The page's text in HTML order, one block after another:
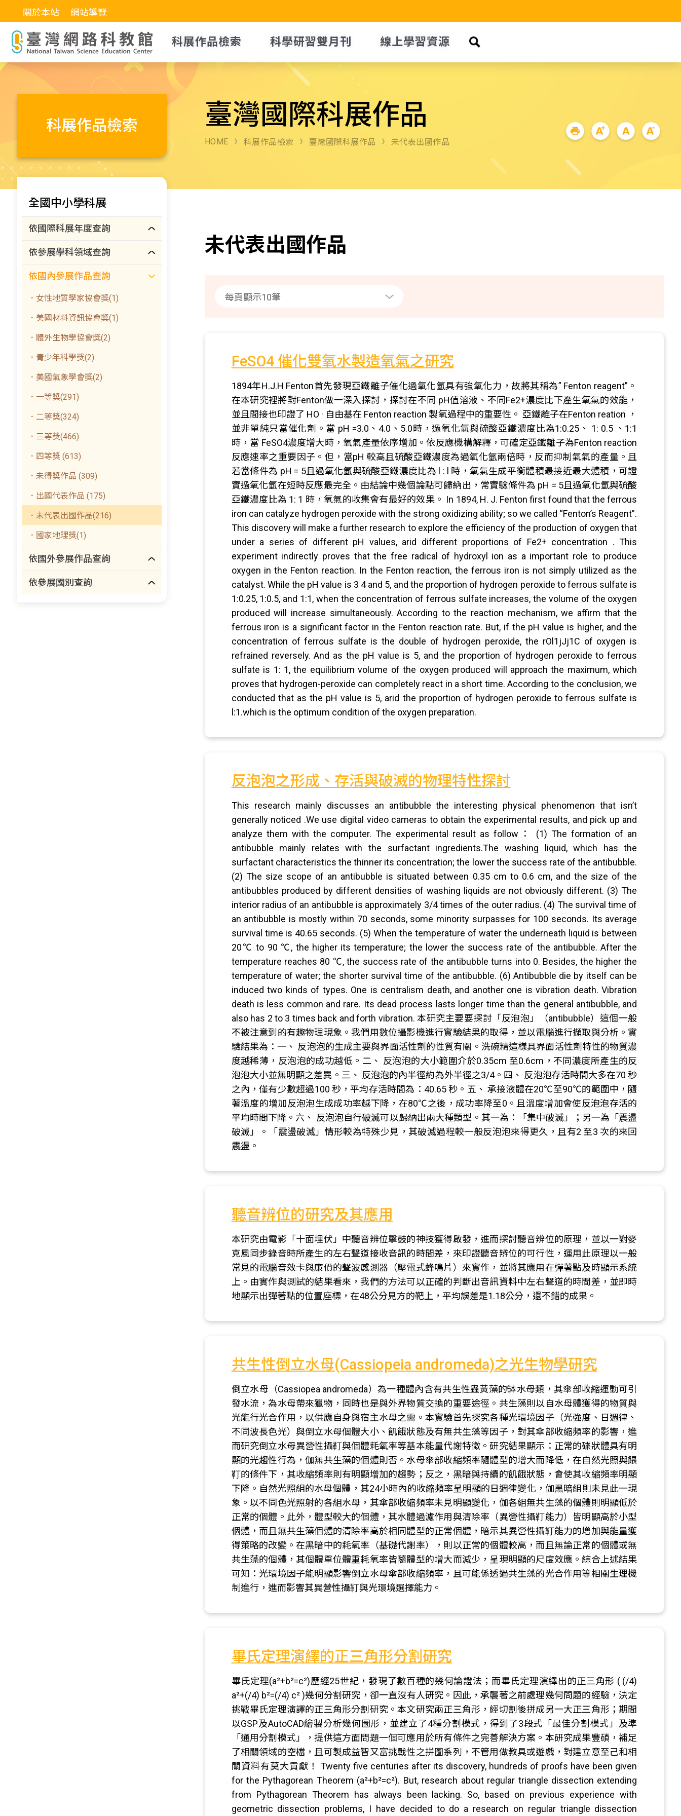
關於本站 網站導覽
科展作品檢索 科學研習雙月刊 線上學習資源
科展作品檢索 臺灣國際科展作品
HOME 科展作品檢索 臺灣國際科展作品 未代表出國作品
全國中小學科展
依國際科展年度查詢
依參展學科領域查詢
依國內參展作品查詢
．女性地質學家協會獎(1)
．美國材料資訊協會獎(1)
．體外生物學協會獎(2)
．青少年科學獎(2)
．美國氣象學會獎(2)
．一等獎(291)
．二等獎(324)
．三等獎(466)
．四等獎 (613)
．未得獎作品 (309)
．出國代表作品 (175)
．未代表出國作品(216)
．國家地理獎(1)
依國外參展作品查詢
依參展國別查詢
未代表出國作品
FeSO4催化雙氧水製造氧氣之研究
1894年H.J.H Fenton首先發現亞鐵離子催化過氧化氫具有強氧化力，故將其稱為” Fenton reagent”。
在本研究裡將對Fenton做一深入探討，探討在不同 pH值溶液、不同Fe2+濃度比下產生氧氣的效能，
並且間接也印證了 HO · 自由基在 Fenton reaction 製氧過程中的重要性。 亞鐵離子在Fenton reation ，
並非單純只當催化劑。當 pH =3.0、4.0、5.0時，過氧化氫與硫酸亞鐵濃度比為1:0.25、 1: 0.5 、1:1
時，當 FeSO4濃度增大時，氧氣產量依序增加。依反應機構解釋，可確定亞鐵離子為Fenton reaction
反應速率之重要因子。但，當pH 較高且硫酸亞鐵濃度為過氧化氫兩倍時，反而抑制氣氣的產量。且
若當條件為 pH = 5且過氧化氫與硫酸亞鐵濃度比為 l : l 時，氧氣生成平衡體積最接近最大體積，可證
實過氧化氫在短時反應最完全。由結論中幾個論點可歸納出，常實驗條件為 pH = 5且過氧化氫與硫酸
亞鐵濃度比為 1: 1 時，氧氣的收集會有最好的效果。 In 1894, H. J. Fenton first found that the ferrous
iron can catalyze hydrogen peroxide with the strong oxidizing ability; so we called “Fenton’s Reagent”.
This discovery will make a further research to explore the efficiency of the production of oxygen that
under a series of different pH values, arid different proportions of Fe2+ concentration . This
experiment indirectly proves that the free radical of hydroxyl ion as a important role to produce
oxygen in the Fenton reaction. In the Fenton reaction, the ferrous iron is not simply utilized as the
catalyst. While the pH value is 3 4 and 5, and the proportion of hydrogen peroxide to ferrous sulfate is
1:0.25, 1:0.5, and 1:1, when the concentration of ferrous sulfate increases, the volume of the oxygen
produced will increase simultaneously. According to the reaction mechanism, we affirm that the
ferrous iron is a significant factor in the Fenton reaction rate. But, if the pH value is higher, and the
concentration of ferrous sulfate is the double of hydrogen peroxide, the rOl1jJj1C of oxygen is
refrained reversely. And as the pH value is 5, and the proportion of hydrogen peroxide to ferrous
sulfate is 1: 1, the equilibrium volume of the oxygen produced will approach the maximum, which
proves that hydrogen-peroxide can completely react in a short time. According to the conclusion, we
conducted that as the pH value is 5, arid the proportion of hydrogen peroxide to ferrous sulfate is
l:1.which is the optimum condition of the oxygen preparation.
反泡泡之形成、存活與破滅的物理特性探討
This research mainly discusses an antibubble the interesting physical phenomenon that isn’t
generally noticed .We use digital video cameras to obtain the experimental results, and pick up and
analyze them with the computer. The experimental result as follow： (1) The formation of an
antibubble mainly relates with the surfactant ingredients.The washing liquid, which has the
surfactant characteristics the thinner its concentration; the lower the success rate of the antibubble.
(2) The size scope of an antibubble is situated between 0.35 cm to 0.6 cm, and the size of the
antibubbles produced by different densities of washing liquids are not obviously different. (3) The
interior radius of an antibubble is approximately 3/4 times of the outer radius. (4) The survival time of
an antibubble is mostly within 70 seconds, some minority surpasses for 100 seconds. Its average
survival time is 40.65 seconds. (5) When the temperature of water the underneath liquid is between
20℃ to 90 ℃, the higher its temperature; the lower the success rate of the antibubble. After the
temperature reaches 80 ℃, the success rate of the antibubble turns into 0. Besides, the higher the
temperature of water; the shorter survival time of the antibubble. (6) Antibubble die by itself can be
induced two kinds of types. One is centralism death, and another one is vibration death. Vibration
death is less common and rare. Its dead process lasts longer time than the general antibubble, and
also has 2 to 3 times back and forth vibration. 本研究主要要探討「反泡泡」（antibubble）這個一般
不被注意到的有趣物理現象。我們用數位攝影機進行實驗結果的取得，並以電腦進行擷取與分析。實
驗結果為：一、 反泡泡的生成主要與界面活性劑的性質有關。洗碗精這樣具界面活性劑特性的物質濃
度越稀薄，反泡泡的成功越低。二、 反泡泡的大小範圍介於0.35cm 至0.6cm，不同濃度所產生的反
泡泡大小並無明顯之差異。三、 反泡泡的內半徑約為外半徑之3/4。四、 反泡泡存活時間大多在70 秒
之內，僅有少數超過100 秒，平均存活時間為：40.65 秒。五、 承接液體在20℃至90℃的範圍中，隨
著溫度的增加反泡泡生成成功率越下降，在80℃之後，成功率降至0。且溫度增加會使反泡泡存活的
平均時間下降。六、 反泡泡自行破滅可以歸納出兩大種類型。其一為：「集中破滅」；另一為「震盪
破滅」。「震盪破滅」情形較為特殊少見，其破滅過程較一般反泡泡來得更久，且有2 至3 次的來回
震盪。
聽音辨位的研究及其應用
本研究由電影「十面埋伏」中聽音辨位擊鼓的神技獲得啟發，進而探討聽音辨位的原理，並以一對麥
克風同步錄音時所產生的左右聲道接收音訊的時間差，來印證聽音辨位的可行性，運用此原理以一般
常見的電腦音效卡與廉價的聲波感測器（壓電式蜂鳴片）來實作，並將其應用在彈著點及時顯示系統
上。由實作與測試的結果看來，我們的方法可以正確的判斷出音訊資料中左右聲道的時間差，並即時
地顯示出彈著點的位置座標，在48公分見方的靶上，平均誤差是1.18公分，還不錯的成果。
共生性倒立水母(Cassiopeia andromeda)之光生物學研究
倒立水母（Cassiopea andromeda）為一種體內含有共生性蟲黃藻的缽水母類，其傘部收縮運動可引
發水流，為水母帶來獵物，同時也是與外界物質交換的重要途徑。共生藻則以自水母體獲得的物質與
光能行光合作用，以供應自身與宿主水母之需。本實驗首先探究各種光環境因子（光強度、日週律、
不同波長色光）與倒立水母個體大小、飢餓狀態及有無共生藻等因子，對其傘部收縮頻率的影響，進
而研究倒立水母異營性攝靪與個體耗氧率等基本能量代謝特徵。研究結果顯示：正常的碟狀體具有明
顯的光趨性行為，伽無共生藻的個體則否。水母傘部收縮頻率隨體型的增大而降低，在自然光照與餵
靪的條件下，其收縮頻率則有明顯增加的趨勢；反之，黑暗與持續的飢餓狀態，會使其收縮頻率明顯
下降。自然光照組的水母個體，其24小時內的收縮頻率呈明顯的日週律變化，伽黑暗組則未見此一現
象。以不同色光照射的各組水母，其傘部收縮頻率未見明顯變化，伽各組無共生藻的個體則明顯低於
正常的個體。此外，體型較大的個體，其水體過濾作用與清除率（異營性攝靪能力）皆明顯高於小型
個體，而且無共生藻個體的清除率高於相同體型的正常個體，暗示其異營性攝靪能力的增加與能量獲
得策略的改變。在黑暗中的耗氧率（基礎代謝率），則以正常的個體較高，而且無論正常的個體或無
共生藻的個體，其個體單位體重耗氧率皆隨體型的增大而減少，呈現明顯的尺度效應。綜合上述結果
可知：光環境因子能明顯影響倒立水母傘部收縮頻率，且可能係透過共生藻的光合作用等相關生理機
制進行，進而影響其異營性攝靪與光環境選擇能力。
畢氏定理演繹的正三角形分割研究
畢氏定理(a²+b²=c²)歷經25世紀，發現了數百種的幾何論證法；而畢氏定理演繹出的正三角形 ( (/4)
a²+(/4) b²=(/4) c² )幾何分割研究，卻一直沒有人研究。因此，承襲著之前處理幾何問題的經驗，決定
挑戰畢氏定理演譯的正三角形分割研究。本文研究兩正三角形，經切割後拼成另一大正三角形；期間
以GSP及AutoCAD繪製分析幾何圖形，並建立了4種分割模式，得到了3段式「最佳分割模式」及準
「通用分割模式」，提供這方面問題一個可應用於所有條件之完善解決方案。本研究成果豐碩，補足
了相關領域的空檔，且可製成益智又富挑戰性之拼圖系列，不管用做教具或遊戲，對建立意至己和相
關資料有莫大貢獻！ Twenty five centuries after its discovery, hundreds of proofs have been given
for the Pythagorean Theorem (a²+b²=c²). But, research about regular triangle dissection extending
from Pythagorean Theorem has always been lacking. So, based on previous experience with
geometric dissection problems, I have decided to do a research on regular triangle dissection